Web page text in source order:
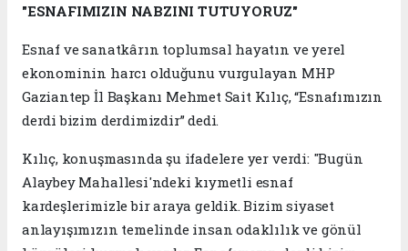
"ESNAFIMIZIN NABZINI TUTUYORUZ"
Esnaf ve sanatkârın toplumsal hayatın ve yerel
ekonominin harcı olduğunu vurgulayan MHP
Gaziantep İl Başkanı Mehmet Sait Kılıç, “Esnafımızın
derdi bizim derdimizdir” dedi.
Kılıç, konuşmasında şu ifadelere yer verdi: "Bugün
Alaybey Mahallesi'ndeki kıymetli esnaf
kardeşlerimizle bir araya geldik. Bizim siyaset
anlayışımızın temelinde insan odaklılık ve gönül